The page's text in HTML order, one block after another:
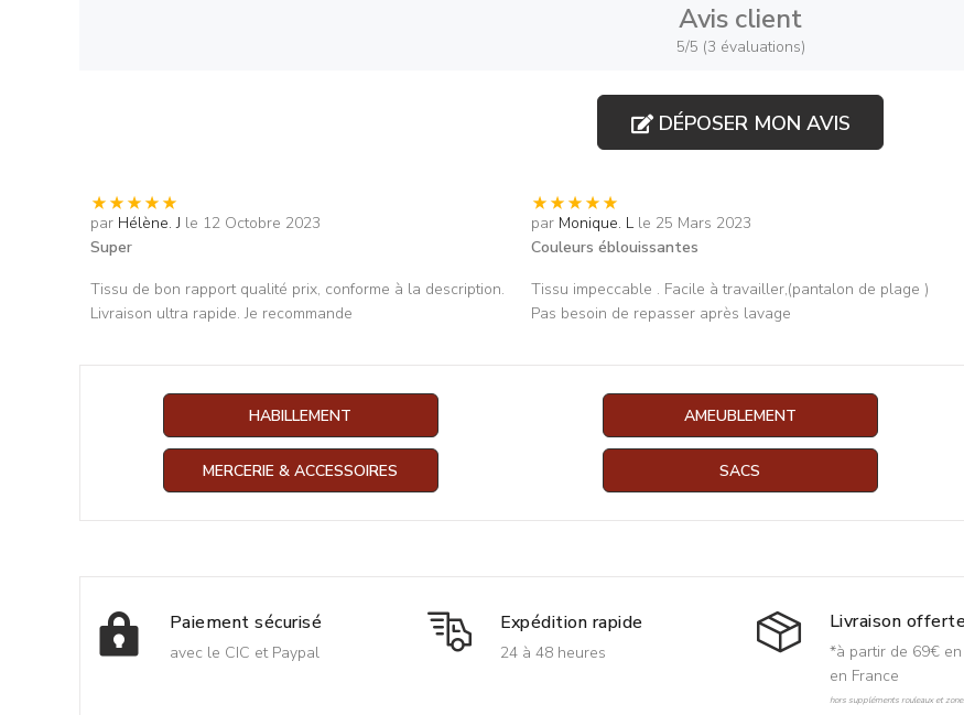
Avis client
5/5 (3 évaluations)
DÉPOSER MON AVIS
par Hélène. J le 12 Octobre 2023
Super
Tissu de bon rapport qualité prix, conforme à la description.
Livraison ultra rapide. Je recommande
par Monique. L le 25 Mars 2023
Couleurs éblouissantes
Tissu impeccable . Facile à travailler,(pantalon de plage )
Pas besoin de repasser après lavage
HABILLEMENT AMEUBLEMENT
MERCERIE & ACCESSOIRES SACS
Paiement sécurisé
avec le CIC et Paypal
Expédition rapide
24 à 48 heures
Livraison
*à partir de 69€
en France
hors suppléments rouleaux et